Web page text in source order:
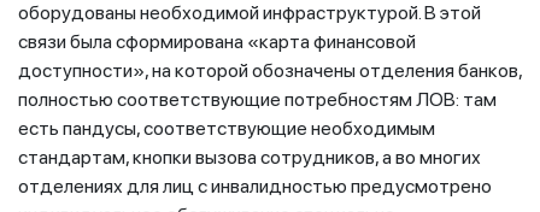
оборудованы необходимой инфраструктурой. В этой
связи была сформирована «карта финансовой
доступности», на которой обозначены отделения банков,
полностью соответствующие потребностям ЛОВ: там
есть пандусы, соответствующие необходимым
стандартам, кнопки вызова сотрудников, а во многих
отделениях для лиц с инвалидностью предусмотрено